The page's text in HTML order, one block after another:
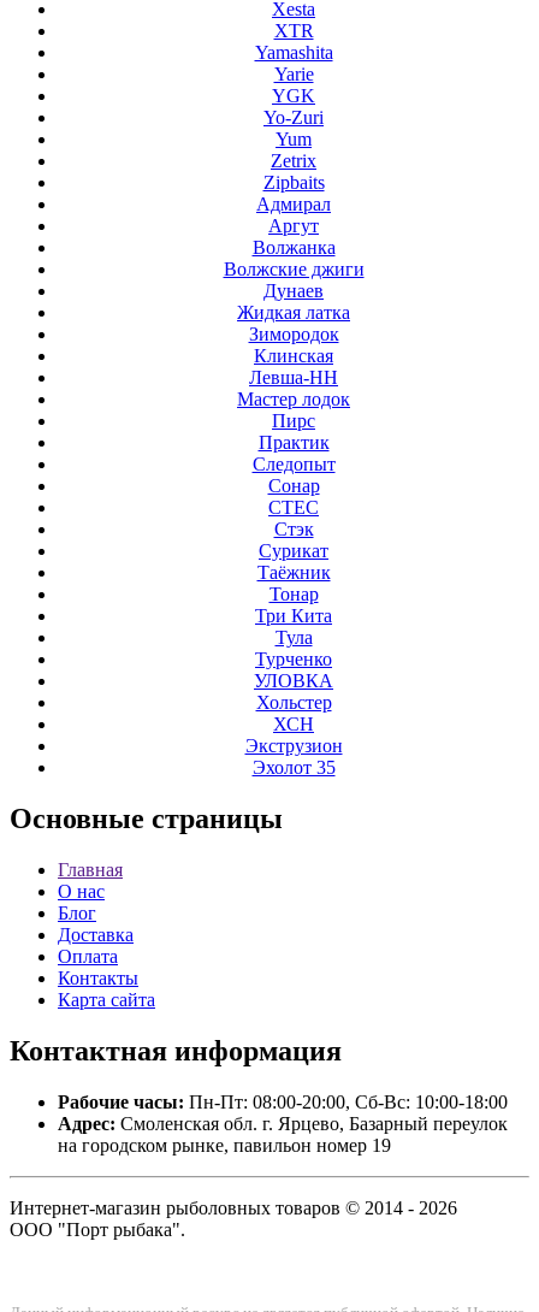
Xesta
XTR
Yamashita
Yarie
YGK
Yo-Zuri
Yum
Zetrix
Zipbaits
Адмирал
Аргут
Волжанка
Волжские джиги
Дунаев
Жидкая латка
Зимородок
Клинская
Левша-НН
Мастер лодок
Пирс
Практик
Следопыт
Сонар
СТЕС
Стэк
Сурикат
Таёжник
Тонар
Три Кита
Тула
Турченко
УЛОВКА
Хольстер
ХСН
Экструзион
Эхолот 35
Основные страницы
Главная
О нас
Блог
Доставка
Оплата
Контакты
Карта сайта
Контактная информация
Рабочие часы: Пн-Пт: 08:00-20:00, Сб-Вс: 10:00-18:00
Адрес: Смоленская обл. г. Ярцево, Базарный переулок
на городском рынке, павильон номер 19
Интернет-магазин рыболовных товаров © 2014 - 2026
ООО "Порт рыбака".